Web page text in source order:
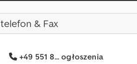
telefon & Fax
+49 551 8... ogłoszenia